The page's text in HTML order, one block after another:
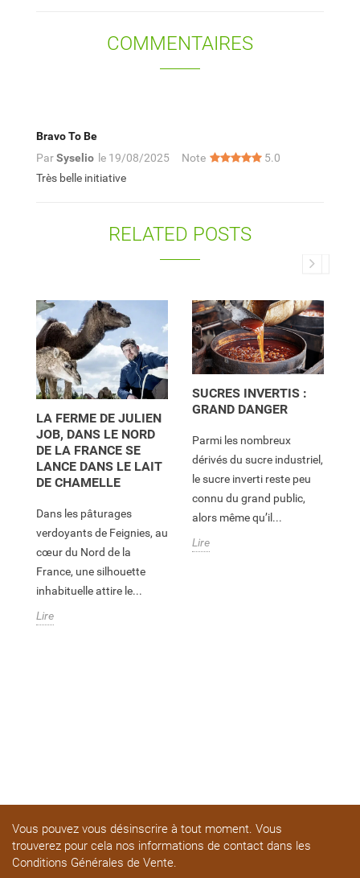
COMMENTAIRES
Bravo To Be
ParSyselio le 19/08/2025 Note
5.0
Très belle initiative
RELATED POSTS
LA FERME DE JULIEN
JOB, DANS LE NORD
DE LA FRANCE SE
LANCE DANS LE LAIT
DE CHAMELLE
Dans les pâturages
verdoyants de Feignies, au
cœur du Nord de la
France, une silhouette
inhabituelle attire le...
Lire
SUCRES INVERTIS :
GRAND DANGER
Parmi les nombreux
dérivés du sucre industriel,
le sucre inverti reste peu
connu du grand public,
alors même qu’il...
Lire
Vous pouvez vous désinscrire à tout moment. Vous
trouverez pour cela nos informations de contact dans les
Conditions Générales de Vente.